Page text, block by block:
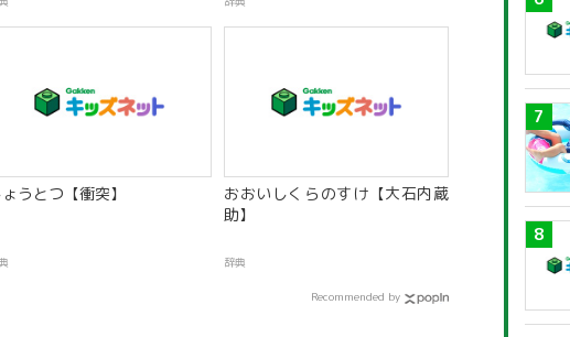
ょうとつ【衝突】
おおいしくらのすけ【大石内蔵
助】
辞典
Recommended by